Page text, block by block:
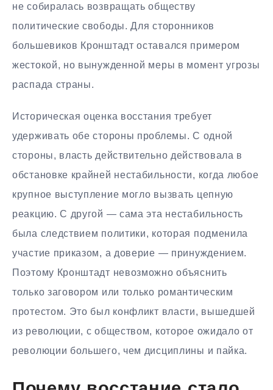
не собиралась возвращать обществу
политические свободы. Для сторонников
большевиков Кронштадт оставался примером
жестокой, но вынужденной меры в момент угрозы
распада страны.
Историческая оценка восстания требует
удерживать обе стороны проблемы. С одной
стороны, власть действительно действовала в
обстановке крайней нестабильности, когда любое
крупное выступление могло вызвать цепную
реакцию. С другой — сама эта нестабильность
была следствием политики, которая подменила
участие приказом, а доверие — принуждением.
Поэтому Кронштадт невозможно объяснить
только заговором или только романтическим
протестом. Это был конфликт власти, вышедшей
из революции, с обществом, которое ожидало от
революции большего, чем дисциплины и пайка.